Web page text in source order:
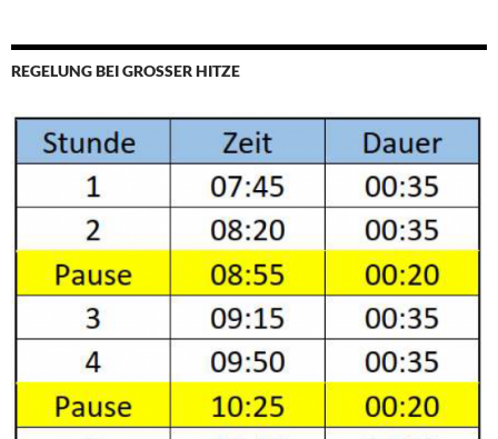
REGELUNG BEI GROSSER HITZE